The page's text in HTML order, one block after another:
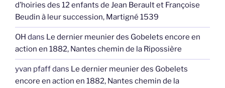
d’hoiries des 12 enfants de Jean Berault et Françoise
Beudin à leur succession, Martigné 1539
OH dans Le dernier meunier des Gobelets encore en
action en 1882, Nantes chemin de la Ripossière
yvan pfaffdans Le dernier meunier des Gobelets
encore en action en 1882, Nantes chemin de la